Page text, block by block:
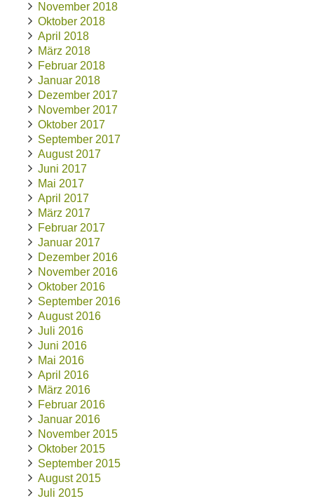
November 2018
Oktober 2018
April 2018
März 2018
Februar 2018
Januar 2018
Dezember 2017
November 2017
Oktober 2017
September 2017
August 2017
Juni 2017
Mai 2017
April 2017
März 2017
Februar 2017
Januar 2017
Dezember 2016
November 2016
Oktober 2016
September 2016
August 2016
Juli 2016
Juni 2016
Mai 2016
April 2016
März 2016
Februar 2016
Januar 2016
November 2015
Oktober 2015
September 2015
August 2015
Juli 2015